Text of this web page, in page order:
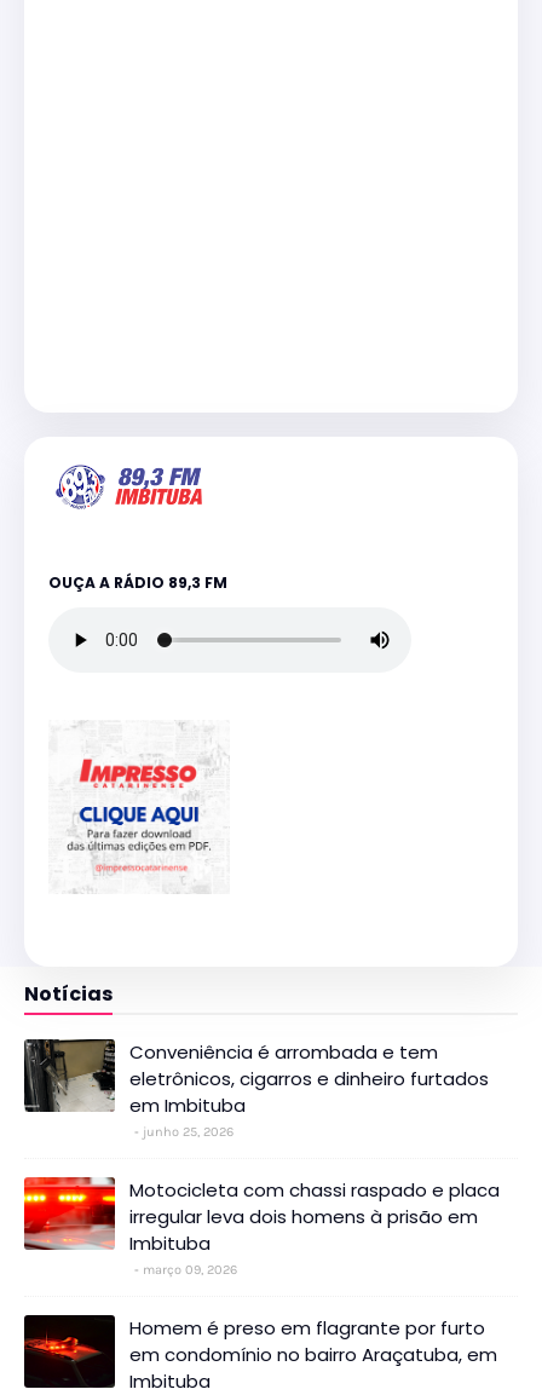
OUÇA A RÁDIO 89,3 FM
Notícias
Conveniência é arrombada e tem
eletrônicos, cigarros e dinheiro furtados
em Imbituba
junho 25, 2026
Motocicleta com chassi raspado e placa
irregular leva dois homens à prisão em
Imbituba
março 09, 2026
Homem é preso em flagrante por furto
em condomínio no bairro Araçatuba, em
Imbituba